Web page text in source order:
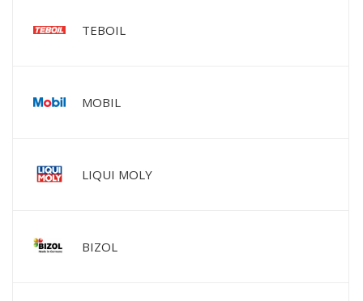
TEBOIL
MOBIL
LIQUI MOLY
BIZOL